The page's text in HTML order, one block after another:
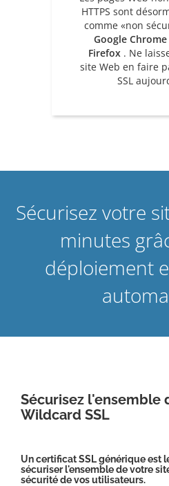
HTTPS sont
comme «non
Google Chrome
Firefox . Ne
site Web en faire
SSL
Sécurisez votre
minutes
déploiement
Sécurisez l'ensemble
Wildcard SSL
Un certificat SSL générique est
sécuriser l'ensemble de votre
sécurité de vos utilisateurs.